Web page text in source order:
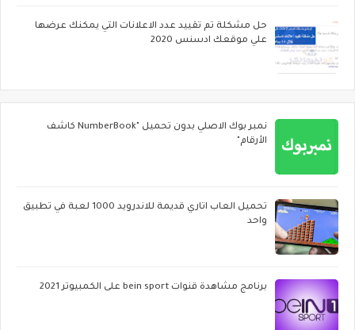
حل مشكلة تم تقييد عدد الاعلانات التي يمكنك عرضها
علي موقعك ادسنس 2020
نمبر بوك الاصلي بدون تحميل "NumberBook كاشف
الأرقام"
تحميل العاب اتاري قديمة للاندرويد 1000 لعبة في تطبيق
واحد
برنامج مشاهدة قنوات bein sport على الكمبيوتر 2021